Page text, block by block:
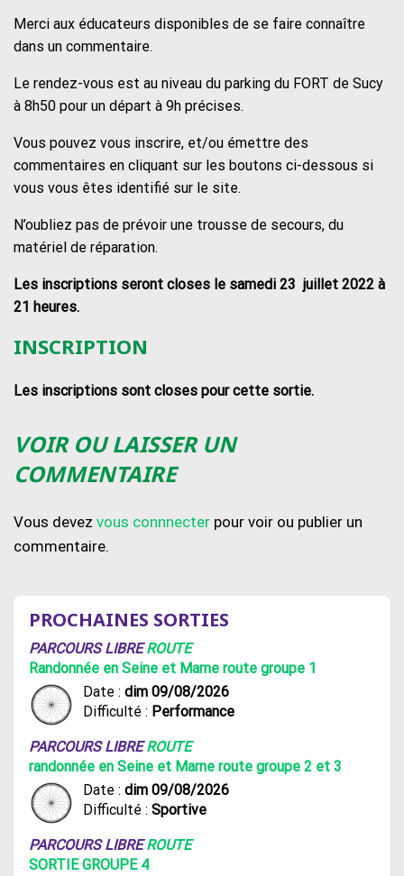
Merci aux éducateurs disponibles de se faire connaître
dans un commentaire.
Le rendez-vous est au niveau du parking du FORT de Sucy
à 8h50 pour un départ à 9h précises.
Vous pouvez vous inscrire, et/ou émettre des
commentaires en cliquant sur les boutons ci-dessous si
vous vous êtes identifié sur le site.
N’oubliez pas de prévoir une trousse de secours, du
matériel de réparation.
Les inscriptions seront closes le samedi 23 juillet 2022 à
21 heures.
INSCRIPTION
Les inscriptions sont closes pour cette sortie.
VOIR OU LAISSER UN
COMMENTAIRE
Vous devez vous connnecter pour voir ou publier un
commentaire.
PROCHAINES SORTIES
PARCOURS LIBREROUTE
Randonnée en Seine et Marne route groupe 1
Date : dim 09/08/2026
Difficulté : Performance
PARCOURS LIBREROUTE
randonnée en Seine et Marne route groupe 2 et 3
Date : dim 09/08/2026
Difficulté : Sportive
PARCOURS LIBREROUTE
SORTIE GROUPE 4